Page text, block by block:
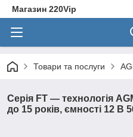
Магазин 220Vip
Товари та послуги
Серія FT — технологія
до 15 років, ємності 12 В